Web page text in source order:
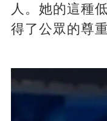
人。她的這種
得了公眾的尊